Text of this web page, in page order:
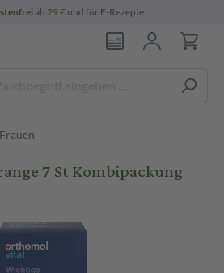
ab 29 € und für E-Rezepte
7 St Kombipackung